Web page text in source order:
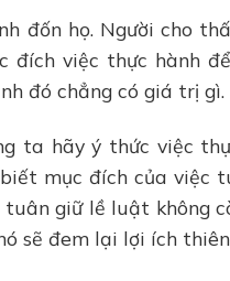
đốn họ. Người cho
đích việc thực hành
đó chẳng có giá trị gì.
ta hãy ý thức việc
mục đích của
giữ lề luật không
sẽ đem lại lợi ích